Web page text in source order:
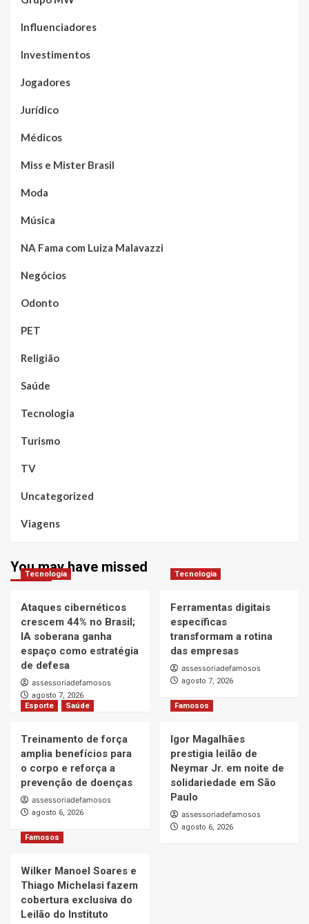
Influenciadores
Investimentos
Jogadores
Jurídico
Médicos
Miss e Mister Brasil
Moda
Música
NA Fama com Luiza Malavazzi
Negócios
Odonto
PET
Religião
Saúde
Tecnologia
Turismo
TV
Uncategorized
Viagens
You may have missed
Tecnologia
Ataques cibernéticos
crescem 44% no Brasil;
IA soberana ganha
espaço como estratégia
de defesa
assessoriadefamosos
agosto 7, 2026
Tecnologia
Ferramentas digitais
específicas
transformam a rotina
das empresas
assessoriadefamosos
agosto 7, 2026
Esporte Saúde
Treinamento de força
amplia benefícios para
o corpo e reforça a
prevenção de doenças
assessoriadefamosos
agosto 6, 2026
Famosos
Igor Magalhães
prestigia leilão de
Neymar Jr. em noite de
solidariedade em São
Paulo
assessoriadefamosos
agosto 6, 2026
Famosos
Wilker Manoel Soares e
Thiago Michelasi fazem
cobertura exclusiva do
Leilão do Instituto